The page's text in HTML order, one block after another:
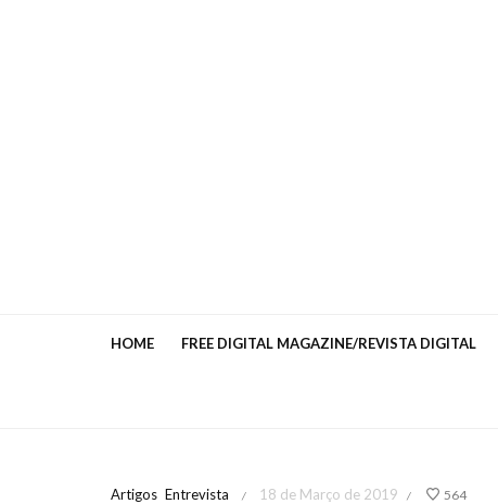
HOME FREE DIGITAL MAGAZINE/REVISTA DIGITAL
Artigos Entrevista / 18 de Março de 2019 / 564